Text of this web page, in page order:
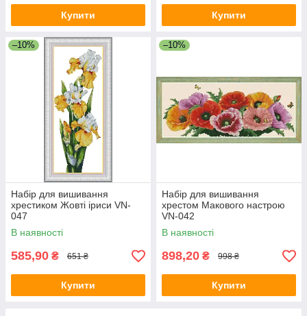
Купити Купити
–10%
Набір для вишивання
хрестиком Жовті іриси VN-
047
В наявності
585,90 ₴ 651 ₴
Купити
–10%
Набір для вишивання
хрестом Макового настрою
VN-042
В наявності
898,20 ₴ 998 ₴
Купити